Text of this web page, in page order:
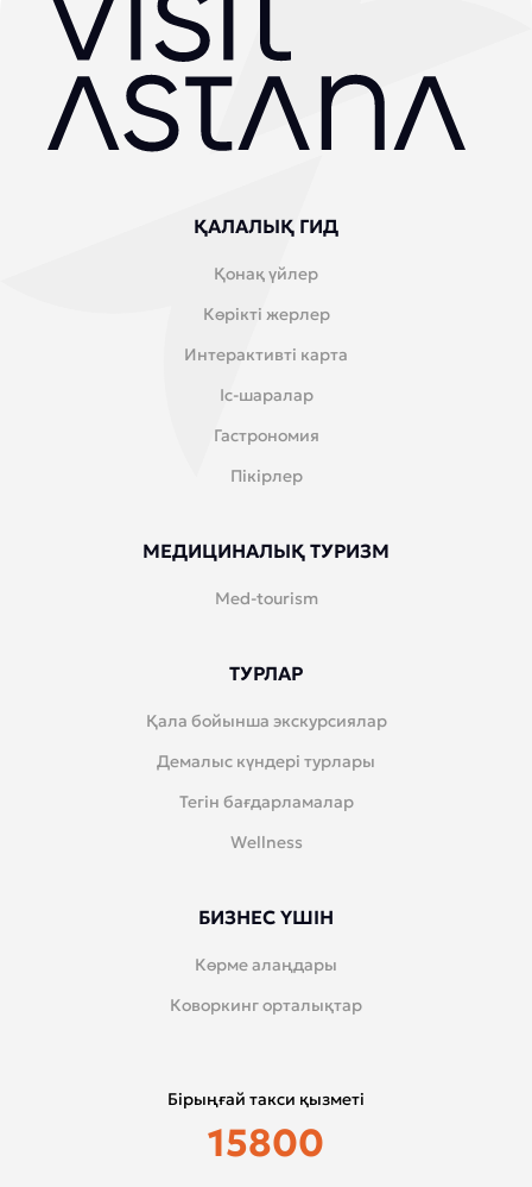
ҚАЛАЛЫҚ ГИД
Қонақ үйлер
Көрікті жерлер
Интерактивті карта
Іс-шаралар
Гастрономия
Пікірлер
МЕДИЦИНАЛЫҚ ТУРИЗМ
Med-tourism
ТУРЛАР
Қала бойынша экскурсиялар
Демалыс күндері турлары
Тегін бағдарламалар
Wellness
БИЗНЕС ҮШІН
Көрме алаңдары
Коворкинг орталықтар
Бірыңғай такси қызметі
15800